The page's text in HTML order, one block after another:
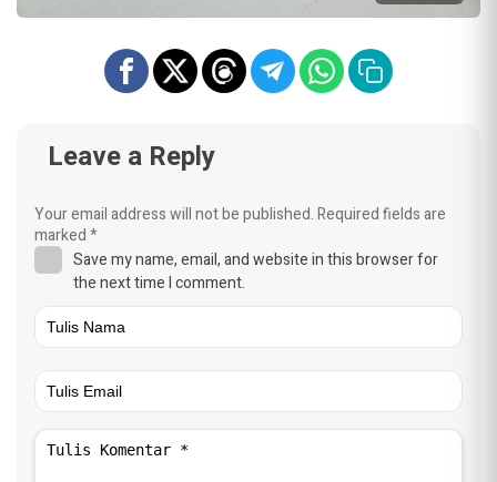
Leave a Reply
Your email address will not be published.Required fields are
marked*
Save my name, email, and website in this browser for
the next time I comment.